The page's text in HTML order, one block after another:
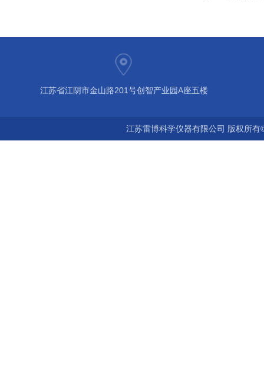
江苏省江阴市金山路201号创智产业园A座五楼
江苏雷博科学仪器有限公司 版权所